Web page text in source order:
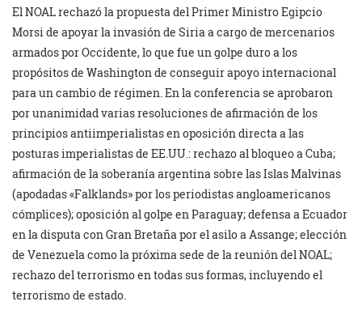
El NOAL rechazó la propuesta del Primer Ministro Egipcio
Morsi de apoyar la invasión de Siria a cargo de mercenarios
armados por Occidente, lo que fue un golpe duro a los
propósitos de Washington de conseguir apoyo internacional
para un cambio de régimen. En la conferencia se aprobaron
por unanimidad varias resoluciones de afirmación de los
principios antiimperialistas en oposición directa a las
posturas imperialistas de EE.UU.: rechazo al bloqueo a Cuba;
afirmación de la soberanía argentina sobre las Islas Malvinas
(apodadas «Falklands» por los periodistas angloamericanos
cómplices); oposición al golpe en Paraguay; defensa a Ecuador
en la disputa con Gran Bretaña por el asilo a Assange; elección
de Venezuela como la próxima sede de la reunión del NOAL;
rechazo del terrorismo en todas sus formas, incluyendo el
terrorismo de estado.